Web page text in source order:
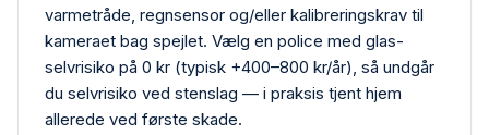
varmetråde, regn­sensor og/eller kalibrerings­krav til
kameraet bag spejlet. Vælg en police med glas­
selvrisiko på 0 kr (typisk +400–800 kr/år), så undgår
du selvrisiko ved stenslag — i praksis tjent hjem
allerede ved første skade.